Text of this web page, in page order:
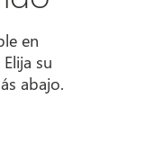
en
su
abajo.